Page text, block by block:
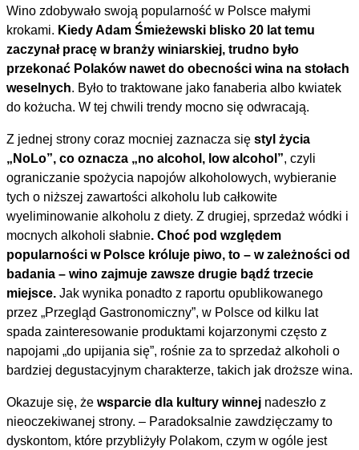
Wino zdobywało swoją popularność w Polsce małymi
krokami. Kiedy Adam Śmieżewski blisko 20 lat temu
zaczynał pracę w branży winiarskiej, trudno było
przekonać Polaków nawet do obecności wina na stołach
weselnych. Było to traktowane jako fanaberia albo kwiatek
do kożucha. W tej chwili trendy mocno się odwracają.
Z jednej strony coraz mocniej zaznacza się styl życia
„NoLo”, co oznacza „no alcohol, low alcohol”, czyli
ograniczanie spożycia napojów alkoholowych, wybieranie
tych o niższej zawartości alkoholu lub całkowite
wyeliminowanie alkoholu z diety. Z drugiej, sprzedaż wódki i
mocnych alkoholi słabnie. Choć pod względem
popularności w Polsce króluje piwo, to – w zależności od
badania – wino zajmuje zawsze drugie bądź trzecie
miejsce. Jak wynika ponadto z raportu opublikowanego
przez „Przegląd Gastronomiczny”, w Polsce od kilku lat
spada zainteresowanie produktami kojarzonymi często z
napojami „do upijania się”, rośnie za to sprzedaż alkoholi o
bardziej degustacyjnym charakterze, takich jak droższe wina.
Okazuje się, że wsparcie dla kultury winnej nadeszło z
nieoczekiwanej strony. – Paradoksalnie zawdzięczamy to
dyskontom, które przybliżyły Polakom, czym w ogóle jest